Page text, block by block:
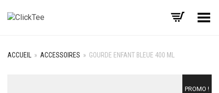
Basculer le menu
ACCUEIL » ACCESSOIRES » GOURDE ENFANT BLEUE 400 ML
PROMO !